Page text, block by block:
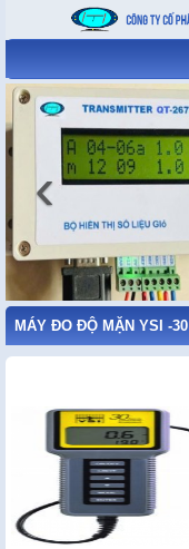
‹
MÁY ĐO ĐỘ MẶN YSI -30